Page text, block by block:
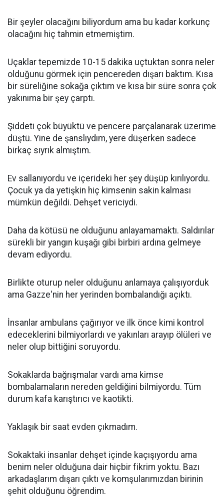
Bir şeyler olacağını biliyordum ama bu kadar korkunç
olacağını hiç tahmin etmemiştim.
Uçaklar tepemizde 10-15 dakika uçtuktan sonra neler
olduğunu görmek için pencereden dışarı baktım. Kısa
bir süreliğine sokağa çıktım ve kısa bir süre sonra çok
yakınıma bir şey çarptı.
Şiddeti çok büyüktü ve pencere parçalanarak üzerime
düştü. Yine de şanslıydım, yere düşerken sadece
birkaç sıyrık almıştım.
Ev sallanıyordu ve içerideki her şey düşüp kırılıyordu.
Çocuk ya da yetişkin hiç kimsenin sakin kalması
mümkün değildi. Dehşet vericiydi.
Daha da kötüsü ne olduğunu anlayamamaktı. Saldırılar
sürekli bir yangın kuşağı gibi birbiri ardına gelmeye
devam ediyordu.
Birlikte oturup neler olduğunu anlamaya çalışıyorduk
ama Gazze'nin her yerinden bombalandığı açıktı.
İnsanlar ambulans çağırıyor ve ilk önce kimi kontrol
edeceklerini bilmiyorlardı ve yakınları arayıp ölüleri ve
neler olup bittiğini soruyordu.
Sokaklarda bağrışmalar vardı ama kimse
bombalamaların nereden geldiğini bilmiyordu. Tüm
durum kafa karıştırıcı ve kaotikti.
Yaklaşık bir saat evden çıkmadım.
Sokaktaki insanlar dehşet içinde kaçışıyordu ama
benim neler olduğuna dair hiçbir fikrim yoktu. Bazı
arkadaşlarım dışarı çıktı ve komşularımızdan birinin
şehit olduğunu öğrendim.